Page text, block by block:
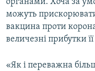
можуть
вакцина проти
величезні прибутки
«Як і переважна